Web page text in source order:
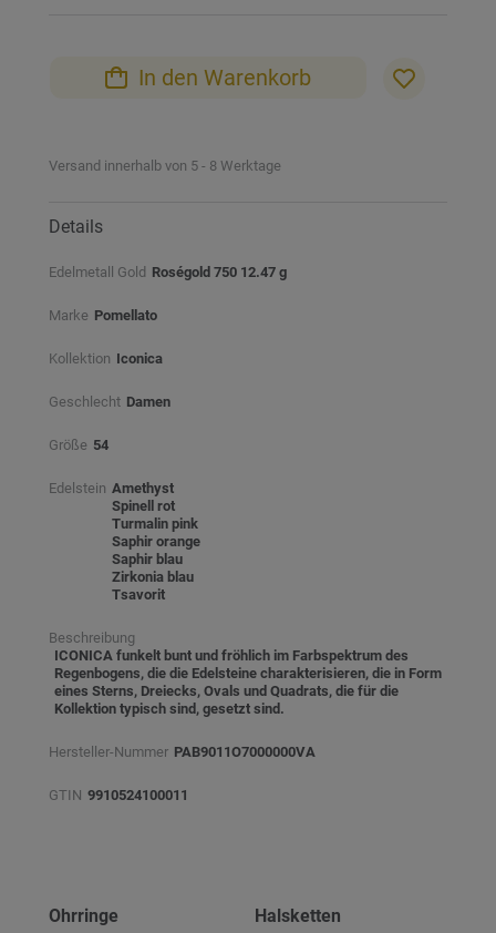
In den Warenkorb
Versand innerhalb von 5 - 8 Werktage
Details
Edelmetall Gold Roségold 750 12.47 g
Marke Pomellato
Kollektion Iconica
Geschlecht Damen
Größe 54
Edelstein Amethyst
Spinell rot
Turmalin pink
Saphir orange
Saphir blau
Zirkonia blau
Tsavorit
Beschreibung
ICONICA funkelt bunt und fröhlich im Farbspektrum des
Regenbogens, die die Edelsteine charakterisieren, die in Form
eines Sterns, Dreiecks, Ovals und Quadrats, die für die
Kollektion typisch sind, gesetzt sind.
Hersteller-Nummer PAB9011O7000000VA
GTIN 9910524100011
Ohrringe
Halsketten